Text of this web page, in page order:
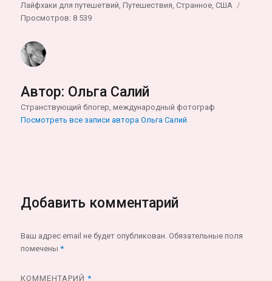
Лайфхаки для путешетвий,Путешествия,Странное,США
Просмотров: 8 539
Автор: Ольга Салий
Странствующий блогер, международный фотограф
Посмотреть все записи автора Ольга Салий
Добавить комментарий
Ваш адрес email не будет опубликован. Обязательные поля
помечены*
КОММЕНТАРИЙ*